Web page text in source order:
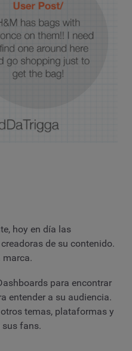
hoy en día las
de su contenido.
marca.
para encontrar
entender a su audiencia.
temas, plataformas y
sus fans.